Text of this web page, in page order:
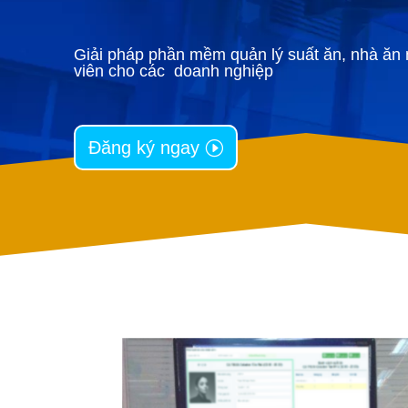
Giải pháp phần mềm quản lý suất ăn, nhà ăn
viên cho các doanh nghiệp
Đăng ký ngay